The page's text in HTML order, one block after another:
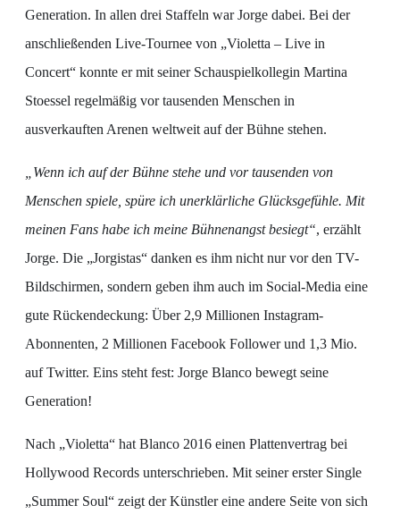
Generation. In allen drei Staffeln war Jorge dabei. Bei der
anschließenden Live-Tournee von „Violetta – Live in
Concert“ konnte er mit seiner Schauspielkollegin Martina
Stoessel regelmäßig vor tausenden Menschen in
ausverkauften Arenen weltweit auf der Bühne stehen.
„Wenn ich auf der Bühne stehe und vor tausenden von
Menschen spiele, spüre ich unerklärliche Glücksgefühle. Mit
meinen Fans habe ich meine Bühnenangst besiegt“, erzählt
Jorge. Die „Jorgistas“ danken es ihm nicht nur vor den TV-
Bildschirmen, sondern geben ihm auch im Social-Media eine
gute Rückendeckung: Über 2,9 Millionen Instagram-
Abonnenten, 2 Millionen Facebook Follower und 1,3 Mio.
auf Twitter. Eins steht fest: Jorge Blanco bewegt seine
Generation!
Nach „Violetta“ hat Blanco 2016 einen Plattenvertrag bei
Hollywood Records unterschrieben. Mit seiner erster Single
„Summer Soul“ zeigt der Künstler eine andere Seite von sich